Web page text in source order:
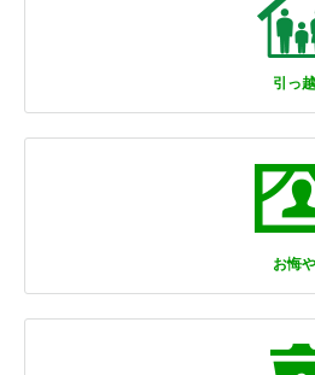
引っ
お悔